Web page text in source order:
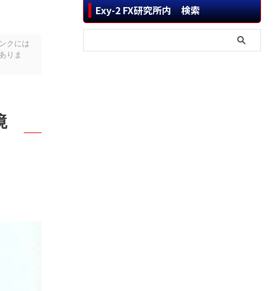
クには
りま
Exy-2 FX研究所内 検索